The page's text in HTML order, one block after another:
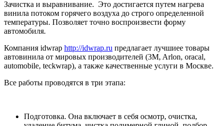
Зачистка и выравнивание. Это достигается путем нагрева
винила потоком горячего воздуха до строго определенной
температуры. Позволяет точно воспроизвести форму
автомобиля.
Компания idwrap http://idwrap.ru предлагает лучшиее товары
автовинила от мировых производителей (3M, Arlon, oracal,
automobile, teckwrap), а также качественные услуги в Москве.
Все работы проводятся в три этапа:
Подготовка. Она включает в себя осмотр, очистка,